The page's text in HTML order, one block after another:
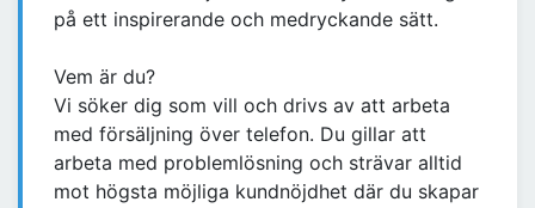
på ett inspirerande och medryckande sätt.
Vem är du?
Vi söker dig som vill och drivs av att arbeta
med försäljning över telefon. Du gillar att
arbeta med problemlösning och strävar alltid
mot högsta möjliga kundnöjdhet där du skapar